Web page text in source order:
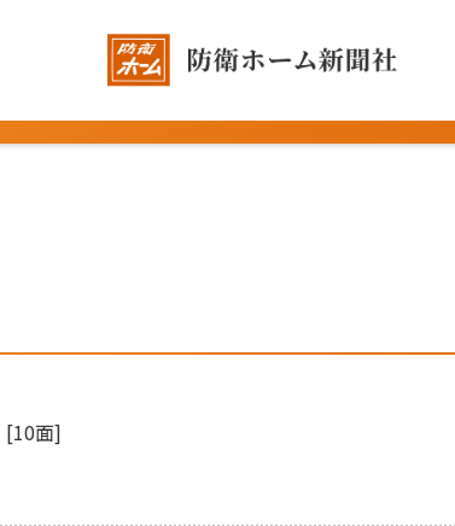
[10面]